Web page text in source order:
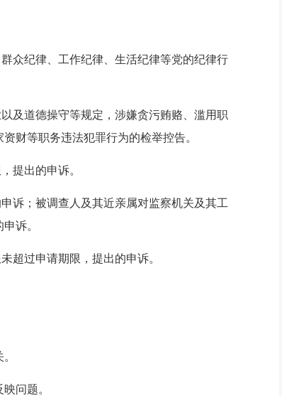
众纪律、工作纪律、生活纪律等党的纪律行
及道德操守等规定，涉嫌贪污贿赂、滥用职
财等职务违法犯罪行为的检举控告。
提出的申诉。
诉；被调查人及其近亲属对监察机关及其工
诉。
超过申请期限，提出的申诉。
问题。